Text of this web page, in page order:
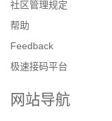
社区管理规定
帮助
Feedback
极速接码平台
网站导航